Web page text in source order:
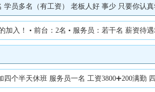
员多名（有工资） 老板人好 事少 只要你认
入！ • 前台：2名 • 服务员：若干名 薪资待
个半天休班 服务员一名 工资3800➕200满勤